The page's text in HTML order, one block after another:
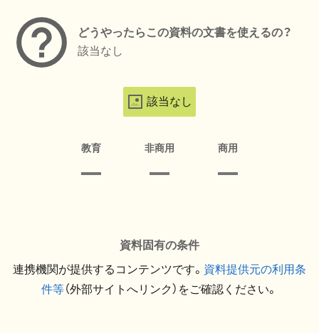
どうやったらこの資料の文書を使えるの？
該当なし
該当なし
教育 非商用 商用
資料固有の条件
連携機関が提供するコンテンツです。 資料提供元の利用条
件等（外部サイトへリンク）をご確認ください。